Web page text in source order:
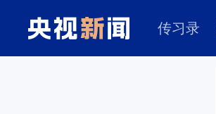
传习录